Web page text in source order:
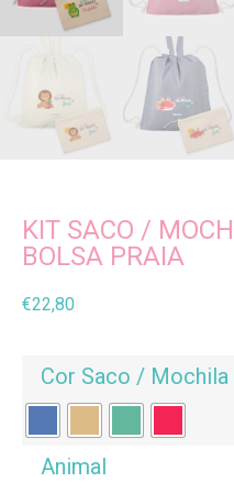
KIT SACO /
BOLSA PRAIA
€22,80
Cor Saco / Mochila
Animal